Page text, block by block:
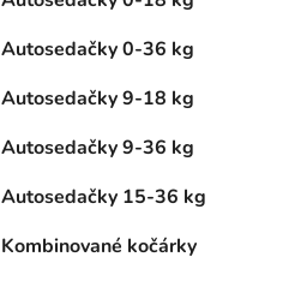
Autosedačky 0-36 kg
Autosedačky 9-18 kg
Autosedačky 9-36 kg
Autosedačky 15-36 kg
Kombinované kočárky